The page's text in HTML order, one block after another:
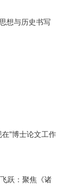
想与历史书写
”博士论文工作
跃：聚焦《诸